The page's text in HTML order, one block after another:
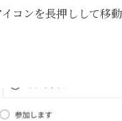
イコンを長押しして移